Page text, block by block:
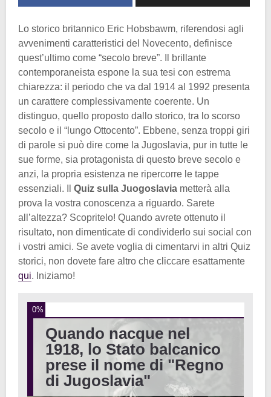
Lo storico britannico Eric Hobsbawm, riferendosi agli
avvenimenti caratteristici del Novecento, definisce
quest’ultimo come “secolo breve”. Il brillante
contemporaneista espone la sua tesi con estrema
chiarezza: il periodo che va dal 1914 al 1992 presenta
un carattere complessivamente coerente. Un
distinguo, quello proposto dallo storico, tra lo scorso
secolo e il “lungo Ottocento”. Ebbene, senza troppi giri
di parole si può dire come la Jugoslavia, pur in tutte le
sue forme, sia protagonista di questo breve secolo e
anzi, la propria esistenza ne ripercorre le tappe
essenziali. Il Quiz sulla Juogoslavia metterà alla
prova la vostra conoscenza a riguardo. Sarete
all’altezza? Scopritelo! Quando avrete ottenuto il
risultato, non dimenticate di condividerlo sui social con
i vostri amici. Se avete voglia di cimentarvi in altri Quiz
storici, non dovete fare altro che cliccare esattamente
qui. Iniziamo!
0%
Quando nacque nel
1918, lo Stato balcanico
prese il nome di "Regno
di Jugoslavia"